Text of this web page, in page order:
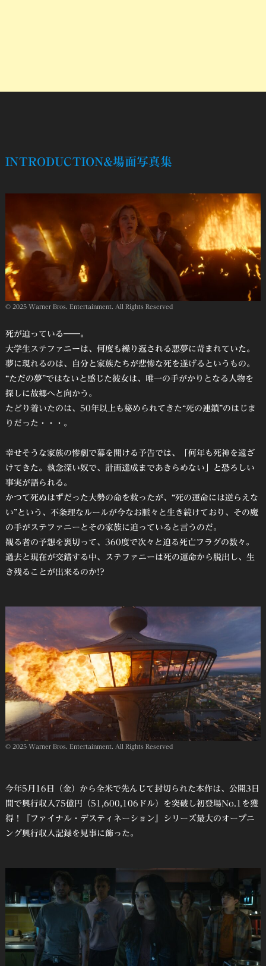
INTRODUCTION&場面写真集
© 2025 Warner Bros. Entertainment. All Rights Reserved
死が迫っている――。
大学生ステファニーは、何度も繰り返される悪夢に苛まれていた。
夢に現れるのは、自分と家族たちが悲惨な死を遂げるというもの。
“ただの夢”ではないと感じた彼女は、唯一の手がかりとなる人物を
探しに故郷へと向かう。
たどり着いたのは、50年以上も秘められてきた“死の連鎖”のはじま
りだった・・・。
幸せそうな家族の惨劇で幕を開ける予告では、「何年も死神を遠ざ
けてきた。執念深い奴で、計画達成まであきらめない」と恐ろしい
事実が語られる。
かつて死ぬはずだった大勢の命を救ったが、“死の運命には逆らえな
い”という、不条理なルールが今なお脈々と生き続けており、その魔
の手がステファニーとその家族に迫っていると言うのだ。
観る者の予想を裏切って、360度で次々と迫る死亡フラグの数々。
過去と現在が交錯する中、ステファニーは死の運命から脱出し、生
き残ることが出来るのか!?
© 2025 Warner Bros. Entertainment. All Rights Reserved
今年5月16日（金）から全米で先んじて封切られた本作は、公開3日
間で興行収入75億円（51,600,106ドル）を突破し初登場No.1を獲
得！『ファイナル・デスティネーション』シリーズ最大のオープニ
ング興行収入記録を見事に飾った。